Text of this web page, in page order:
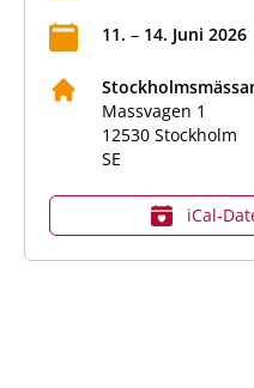
11. – 14. Juni 2026
Massvagen 1
12530 Stockholm
SE